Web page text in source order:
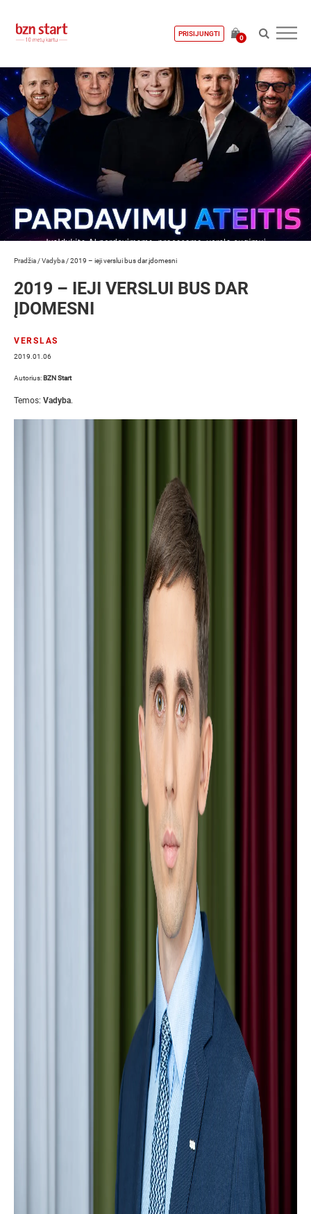
PRISIJUNGTI
0
Pradžia /Vadyba /2019 – ieji verslui bus dar įdomesni
2019 – IEJI VERSLUI BUS DAR
ĮDOMESNI
VERSLAS
2019.01.06
Autorius: BZN Start
Temos: Vadyba.